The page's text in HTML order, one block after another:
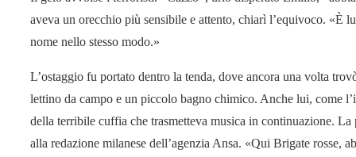
aveva un orecchio più sensibile e attento, chiarì l’equivoco.
nome nello stesso modo.»
L’ostaggio fu portato dentro la tenda, dove ancora una volta
lettino da campo e un piccolo bagno chimico. Anche lui, come
della terribile cuffia che trasmetteva musica in continuazione.
alla redazione milanese dell’agenzia Ansa. «Qui Brigate